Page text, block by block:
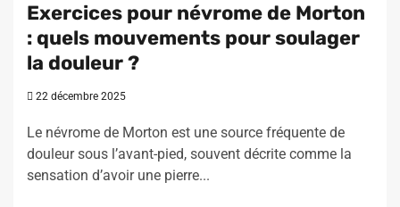
Exercices pour névrome de Morton
: quels mouvements pour soulager
la douleur ?
22 décembre 2025
Le névrome de Morton est une source fréquente de
douleur sous l’avant-pied, souvent décrite comme la
sensation d’avoir une pierre...